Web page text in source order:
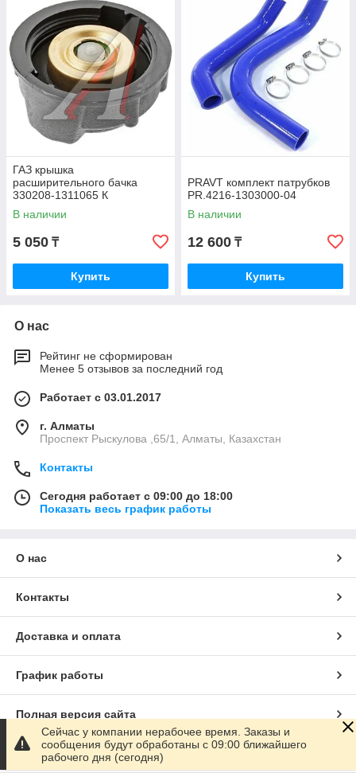
ГАЗ крышка
расширительного бачка
330208-1311065 К
В наличии
5 050 ₸
Купить
PRAVT комплект патрубков
PR.4216-1303000-04
В наличии
12 600 ₸
Купить
О нас
Рейтинг не сформирован
Менее 5 отзывов за последний год
Работает с 03.01.2017
г. Алматы
Проспект Рыскулова ,65/1, Алматы, Казахстан
Контакты
Сегодня работает с 09:00 до 18:00
Показать весь график работы
О нас
Контакты
Доставка и оплата
График работы
Полная версия сайта
Сайт создан на маркетплейсе
Сейчас у компании нерабочее время. Заказы и
сообщения будут обработаны с 09:00 ближайшего
рабочего дня (сегодня)